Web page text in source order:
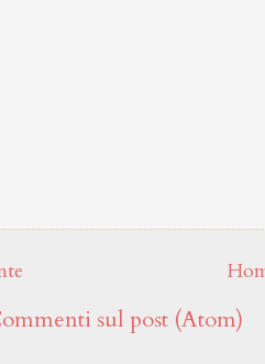
sul post (Atom)